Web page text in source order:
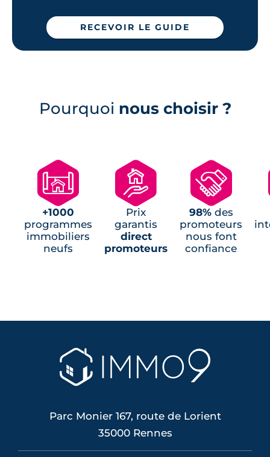
Programmes neufs Montgermont (1)
Programmes neufs Saint-Aubin-
RECEVOIR LE GUIDE
Pourquoi nous choisir ?
🗺
+1000
programmes
immobiliers
neufs
🏘
Prix
garantis
direct
promoteurs
🤝
98%des
promoteurs
nous font
confiance
Parc Monier 167, route de Lorient
35000 Rennes